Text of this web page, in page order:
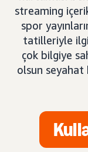
streaming
spor
tatilleriyle
çok bilgiye
olsun seyahat